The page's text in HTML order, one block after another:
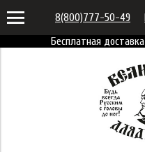
Бесплатная
8(800)777-50-49